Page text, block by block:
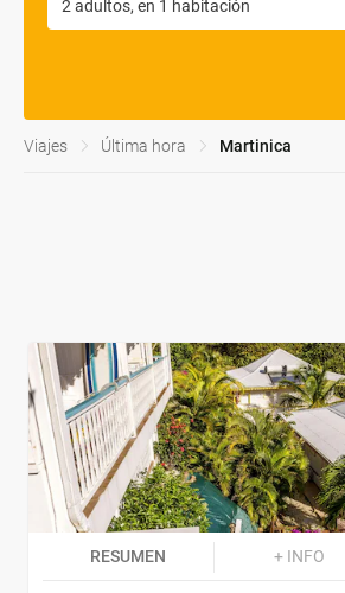
Viajes Última hora Martinica
RESUMEN + INFO